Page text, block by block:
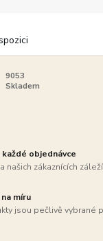
9053
Skladem
objednávce
našich zákaznících záleží
míru
jsou pečlivě vybrané